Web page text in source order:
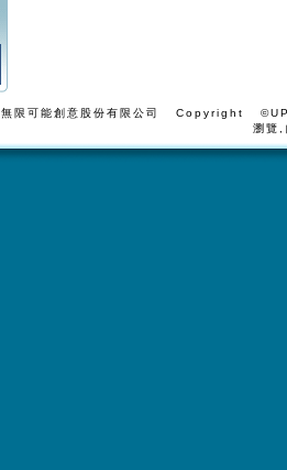
無限可能創意股份有限公司 Copyright
瀏